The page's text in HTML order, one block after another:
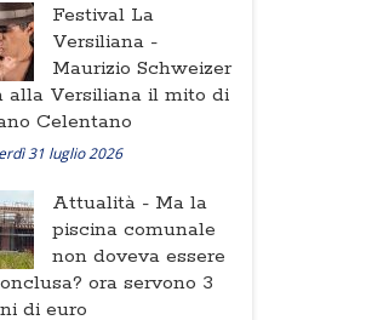
Festival La
Versiliana -
Maurizio Schweizer
alla Versiliana il mito di
Celentano
31 luglio 2026
Attualità - Ma la
piscina comunale
non doveva essere
ora servono 3
di euro